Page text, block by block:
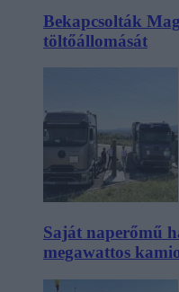
Bekapcsolták
töltőállomását
Saját naperőmű
megawattos